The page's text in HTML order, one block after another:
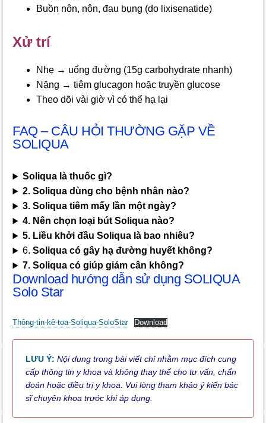
Buồn nôn, nôn, đau bụng (do lixisenatide)
Xử trí
Nhẹ → uống đường (15g carbohydrate nhanh)
Nặng → tiêm glucagon hoặc truyền glucose
Theo dõi vài giờ vì có thể hạ lại
FAQ – CÂU HỎI THƯỜNG GẶP VỀ
SOLIQUA
Soliqua là thuốc gì?
2. Soliqua dùng cho bệnh nhân nào?
3. Soliqua tiêm mấy lần một ngày?
4. Nên chọn loại bút Soliqua nào?
5. Liều khởi đầu Soliqua là bao nhiêu?
6.Soliqua có gây hạ đường huyết không?
7. Soliqua có giúp giảm cân không?
Download hướng dẫn sử dụng SOLIQUA
Solo Star
Thông-tin-kê-toa-Soliqua-SoloStar Download
LƯU Ý: Nội dung trong bài viết chỉ nhằm mục đích cung
cấp thông tin y khoa và không thay thế cho tư vấn, chẩn
đoán hoặc điều trị y khoa. Vui lòng tham khảo ý kiến bác
sĩ chuyên khoa trước khi áp dụng.